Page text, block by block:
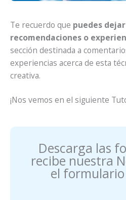
Te recuerdo que puedes
recomendaciones o
sección destinada a
experiencias acerca de esta
creativa.
¡Nos vemos en el siguiente
Descarga las
recibe nuestra
el